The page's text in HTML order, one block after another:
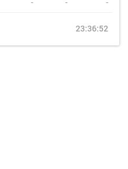
23:36:52